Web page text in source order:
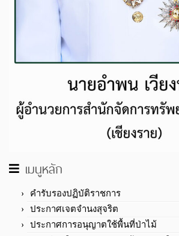
เมนูหลัก
คำรับรองปฏิบัติราชการ
ประกาศเจตจำนงสุจริต
ประกาศการอนุญาตใช้พื้นที่ป่าไม้